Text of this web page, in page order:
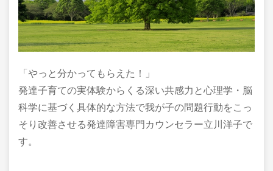
「やっと分かってもらえた！」
発達子育ての実体験からくる深い共感力と心理学・脳
科学に基づく具体的な方法で我が子の問題行動をこっ
そり改善させる発達障害専門カウンセラー立川洋子で
す。